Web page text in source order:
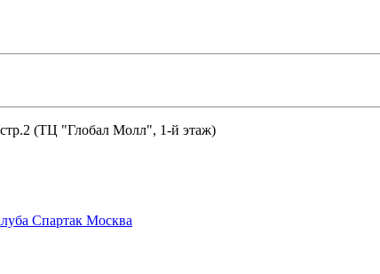
стр.2 (ТЦ "Глобал Молл", 1-й этаж)